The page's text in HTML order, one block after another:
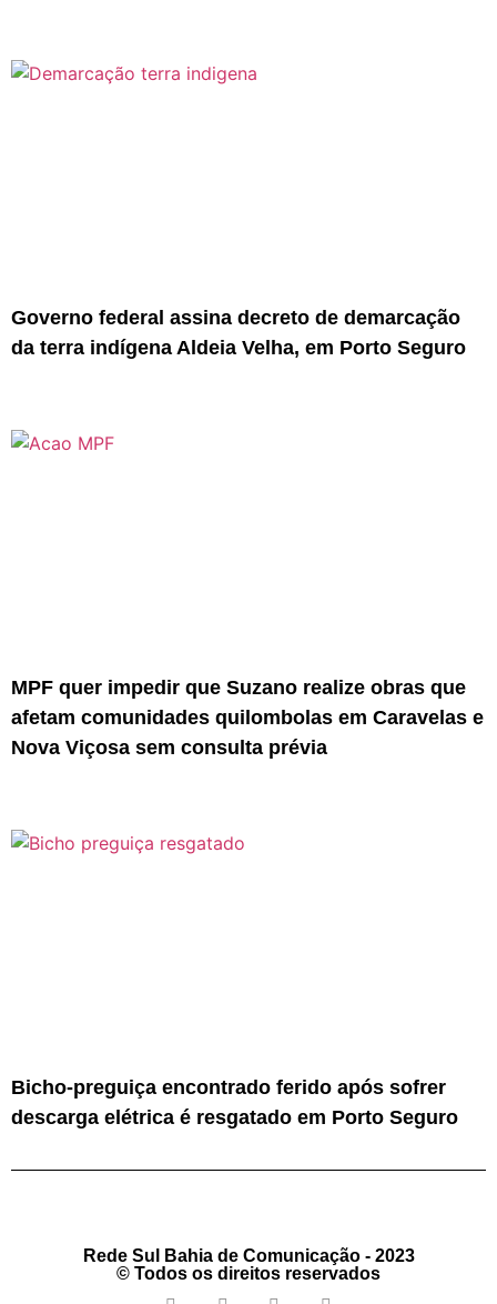
Governo federal assina decreto de demarcação
da terra indígena Aldeia Velha, em Porto Seguro
MPF quer impedir que Suzano realize obras que
afetam comunidades quilombolas em Caravelas e
Nova Viçosa sem consulta prévia
Bicho-preguiça encontrado ferido após sofrer
descarga elétrica é resgatado em Porto Seguro
Rede Sul Bahia de Comunicação - 2023
© Todos os direitos reservados